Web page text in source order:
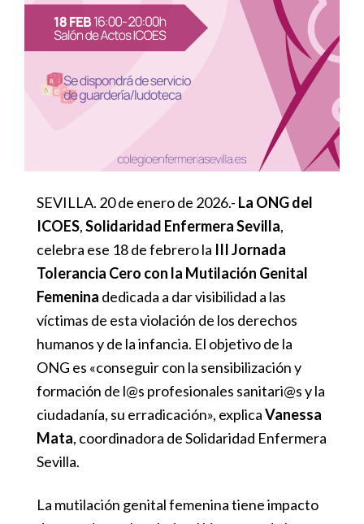
SEVILLA. 20 de enero de 2026.- La ONG del
ICOES,Solidaridad Enfermera Sevilla,
celebra ese 18 de febrero la III Jornada
Tolerancia Cero con la Mutilación Genital
Femenina dedicada a dar visibilidad a las
víctimas de esta violación de los derechos
humanos y de la infancia. El objetivo de la
ONG es «conseguir con la sensibilización y
formación de l@s profesionales sanitari@s y la
ciudadanía, su erradicación», explicaVanessa
Mata, coordinadora de Solidaridad Enfermera
Sevilla.
La mutilación genital femenina tiene impacto